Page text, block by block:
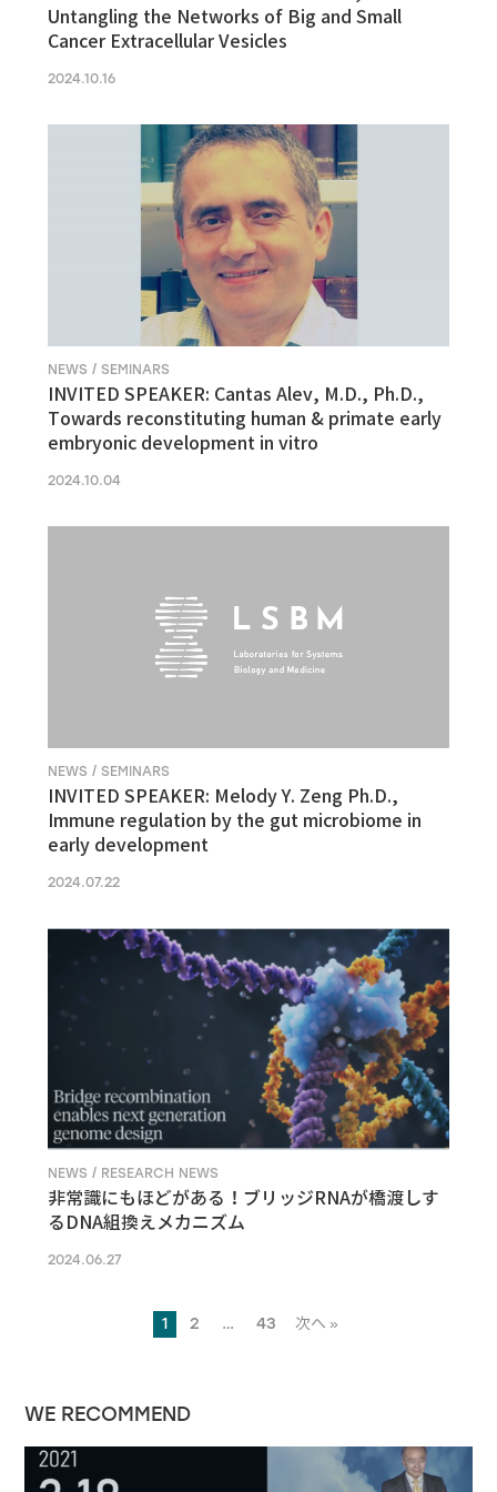
Untangling the Networks of Big and Small
Cancer Extracellular Vesicles
2024.10.16
NEWS / SEMINARS
INVITED SPEAKER: Cantas Alev, M.D., Ph.D.,
Towards reconstituting human & primate early
embryonic development in vitro
2024.10.04
NEWS / SEMINARS
INVITED SPEAKER: Melody Y. Zeng Ph.D.,
Immune regulation by the gut microbiome in
early development
2024.07.22
NEWS / RESEARCH NEWS
非常識にもほどがある！ブリッジRNAが橋渡しす
るDNA組換えメカニズム
2024.06.27
1 2 … 43 次へ »
WE RECOMMEND